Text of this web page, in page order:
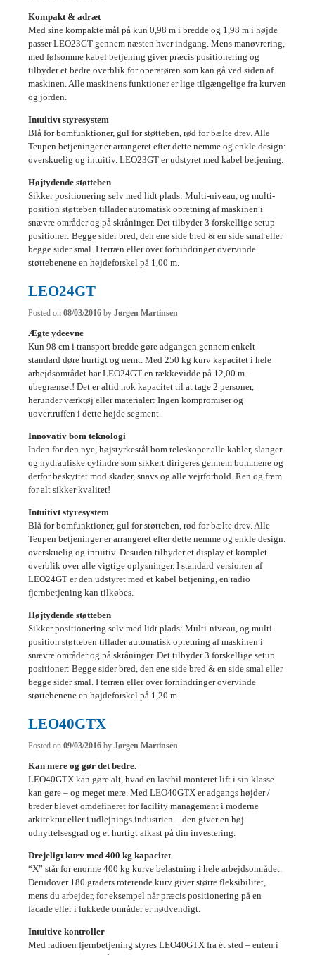
Kompakt & adræt
Med sine kompakte mål på kun 0,98 m i bredde og 1,98 m i højde
passer LEO23GT gennem næsten hver indgang. Mens manøvrering,
med følsomme kabel betjening giver præcis positionering og
tilbyder et bedre overblik for operatøren som kan gå ved siden af
maskinen. Alle maskinens funktioner er lige tilgængelige fra kurven
og jorden.
Intuitivt styresystem
Blå for bomfunktioner, gul for støtteben, rød for bælte drev. Alle
Teupen betjeninger er arrangeret efter dette nemme og enkle design:
overskuelig og intuitiv. LEO23GT er udstyret med kabel betjening.
Højtydende støtteben
Sikker positionering selv med lidt plads: Multi-niveau, og multi-
position støtteben tillader automatisk opretning af maskinen i
snævre områder og på skråninger. Det tilbyder 3 forskellige setup
positioner: Begge sider bred, den ene side bred & en side smal eller
begge sider smal. I terræn eller over forhindringer overvinde
støttebenene en højdeforskel på 1,00 m.
LEO24GT
Posted on 08/03/2016 by Jørgen Martinsen
Ægte ydeevne
Kun 98 cm i transport bredde gøre adgangen gennem enkelt
standard døre hurtigt og nemt. Med 250 kg kurv kapacitet i hele
arbejdsområdet har LEO24GT en rækkevidde på 12,00 m –
ubegrænset! Det er altid nok kapacitet til at tage 2 personer,
herunder værktøj eller materialer: Ingen kompromiser og
uovertruffen i dette højde segment.
Innovativ bom teknologi
Inden for den nye, højstyrkestål bom teleskoper alle kabler, slanger
og hydrauliske cylindre som sikkert dirigeres gennem bommene og
derfor beskyttet mod skader, snavs og alle vejrforhold. Ren og frem
for alt sikker kvalitet!
Intuitivt styresystem
Blå for bomfunktioner, gul for støtteben, rød for bælte drev. Alle
Teupen betjeninger er arrangeret efter dette nemme og enkle design:
overskuelig og intuitiv. Desuden tilbyder et display et komplet
overblik over alle vigtige oplysninger. I standard versionen af
LEO24GT er den udstyret med et kabel betjening, en radio
fjernbetjening kan tilkøbes.
Højtydende støtteben
Sikker positionering selv med lidt plads: Multi-niveau, og multi-
position støtteben tillader automatisk opretning af maskinen i
snævre områder og på skråninger. Det tilbyder 3 forskellige setup
positioner: Begge sider bred, den ene side bred & en side smal eller
begge sider smal. I terræn eller over forhindringer overvinde
støttebenene en højdeforskel på 1,20 m.
LEO40GTX
Posted on 09/03/2016 by Jørgen Martinsen
Kan mere og gør det bedre.
LEO40GTX kan gøre alt, hvad en lastbil monteret lift i sin klasse
kan gøre – og meget mere. Med LEO40GTX er adgangs højder /
breder blevet omdefineret for facility management i moderne
arkitektur eller i udlejnings industrien – den giver en høj
udnyttelsesgrad og et hurtigt afkast på din investering.
Drejeligt kurv med 400 kg kapacitet
“X” står for enorme 400 kg kurve belastning i hele arbejdsområdet.
Derudover 180 graders roterende kurv giver større fleksibilitet,
mens du arbejder, for eksempel når præcis positionering på en
facade eller i lukkede områder er nødvendigt.
Intuitive kontroller
Med radioen fjernbetjening styres LEO40GTX fra ét sted – enten i